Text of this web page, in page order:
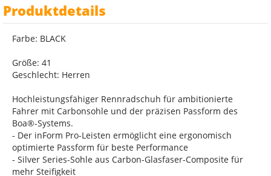
Produktdetails
Farbe: BLACK
Größe: 41
Geschlecht: Herren
Hochleistungsfähiger Rennradschuh für ambitionierte
Fahrer mit Carbonsohle und der präzisen Passform des
Boa®-Systems.
- Der inForm Pro-Leisten ermöglicht eine ergonomisch
optimierte Passform für beste Performance
- Silver Series-Sohle aus Carbon-Glasfaser-Composite für
mehr Steifigkeit